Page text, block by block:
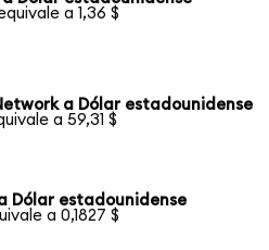
a 1,36 $
a Dólar estadounidense
a 59,31 $
Dólar estadounidense
a 0,1827 $